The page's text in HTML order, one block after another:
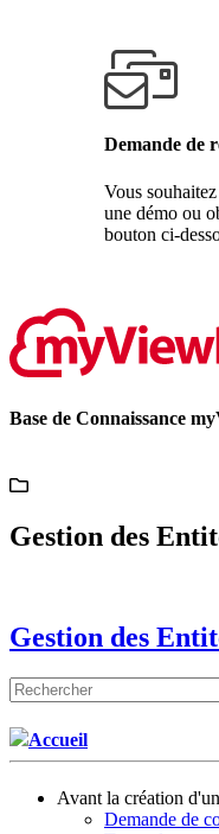
Demande de
Vous
une démo ou
bouton ci-
Base de Connaissance
Gestion des
Gestion des
Accueil
Avant la création
Demande de